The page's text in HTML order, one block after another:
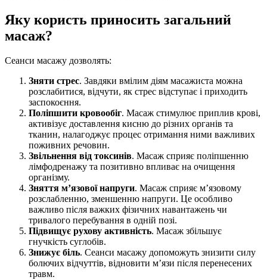
Яку користь приносить загальний
масаж?
Сеанси масажу дозволять:
Зняти стрес. Завдяки вмілим діям масажиста можна
розслабитися, відчути, як стрес відступає і приходить
заспокоєння.
Поліпшити кровообіг. Масаж стимулює приплив крові,
активізує доставлення кисню до різних органів та
тканин, налагоджує процес отримання ними важливих
поживних речовин.
Звільнення від токсинів. Масаж сприяє поліпшенню
лімфодренажу та позитивно впливає на очищення
організму.
Зняття м’язової напруги. Масаж сприяє м’язовому
розслабленню, зменшенню напруги. Це особливо
важливо після важких фізичних навантажень чи
тривалого перебування в одній позі.
Підвищує рухову активність. Масаж збільшує
гнучкість суглобів.
Знижує біль. Сеанси масажу допоможуть знизити силу
болючих відчуттів, відновити м’язи після перенесених
травм.